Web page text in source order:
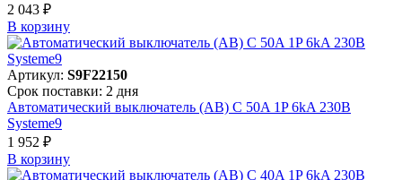
2 043 ₽
В корзинy
Артикул: S9F22150
Срок поставки: 2 дня
Автоматический выключатель (АВ) C 50A 1P 6kA 230В
Systeme9
1 952 ₽
В корзинy